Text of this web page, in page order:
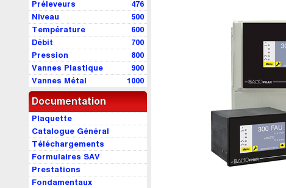
476
Préleveurs
500
Niveau
600
Température
700
Débit
800
Pression
900
Vannes Plastique
1000
Vannes Métal
Documentation
Plaquette
Catalogue Général
Téléchargements
Formulaires SAV
Prestations
Fondamentaux